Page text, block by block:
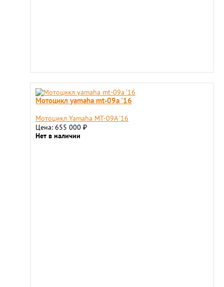
Мотоцикл yamaha mt-09a '16
Мотоцикл Yamaha MT-09A '16
Цена: 655 000 ₽
Нет в наличии